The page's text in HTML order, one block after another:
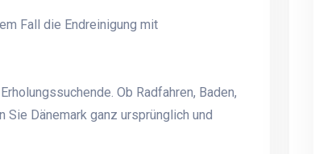
Fall die Endreinigung mit
Ob Radfahren, Baden,
Dänemark ganz ursprünglich und
renoviertes
mit 180-
großes, neu renoviertes
Luxus-Ferienhaus mit 180-
Grad-Meerblick